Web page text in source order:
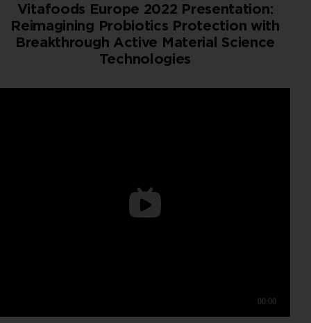
Vitafoods Europe 2022 Presentation:
Reimagining Probiotics Protection with
Breakthrough Active Material Science
Technologies